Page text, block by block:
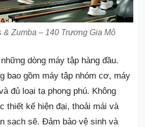
& Zumba – 140 Trương Gia Mô
dòng máy tập hàng đầu.
bao gồm máy tập nhóm cơ, máy
đủ loại tạ phong phú. Không
thiết kế hiện đại, thoải mái và
sạch sẽ. Đảm bảo vệ sinh và